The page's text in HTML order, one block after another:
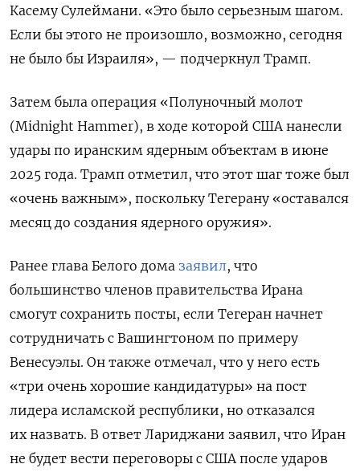
Касему Сулеймани. «Это было серьезным шагом.
Если бы этого не произошло, возможно, сегодня
не было бы Израиля», — подчеркнул Трамп.
Затем была операция «Полуночный молот
(Midnight Hammer), в ходе которой США нанесли
удары по иранским ядерным объектам в июне
2025 года. Трамп отметил, что этот шаг тоже был
«очень важным», поскольку Тегерану «оставался
месяц до создания ядерного оружия».
Ранее глава Белого дома заявил, что
большинство членов правительства Ирана
смогут сохранить посты, если Тегеран начнет
сотрудничать с Вашингтоном по примеру
Венесуэлы. Он также отмечал, что у него есть
«три очень хорошие кандидатуры» на пост
лидера исламской республики, но отказался
их назвать. В ответ Лариджани заявил, что Иран
не будет вести переговоры с США после ударов